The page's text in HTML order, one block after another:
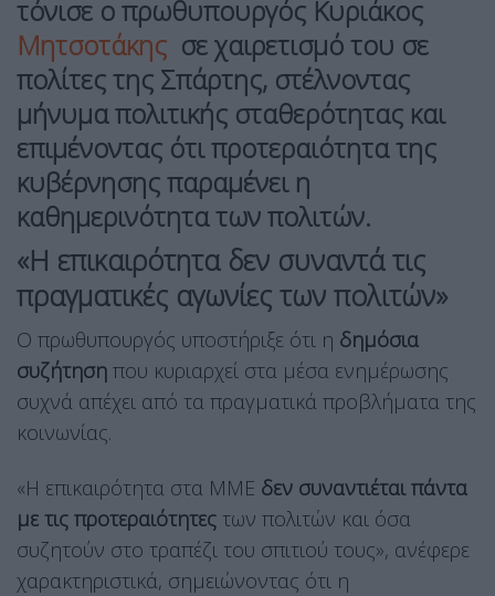
τόνισε ο πρωθυπουργός Κυριάκος
Μητσοτάκης σε χαιρετισμό του σε
πολίτες της Σπάρτης, στέλνοντας
μήνυμα πολιτικής σταθερότητας και
επιμένοντας ότι προτεραιότητα της
κυβέρνησης παραμένει η
καθημερινότητα των πολιτών.
«Η επικαιρότητα δεν συναντά τις
πραγματικές αγωνίες των πολιτών»
Ο πρωθυπουργός υποστήριξε ότι η δημόσια
συζήτηση που κυριαρχεί στα μέσα ενημέρωσης
συχνά απέχει από τα πραγματικά προβλήματα της
κοινωνίας.
«Η επικαιρότητα στα ΜΜΕ δεν συναντιέται πάντα
με τις προτεραιότητες των πολιτών και όσα
συζητούν στο τραπέζι του σπιτιού τους», ανέφερε
χαρακτηριστικά, σημειώνοντας ότι η